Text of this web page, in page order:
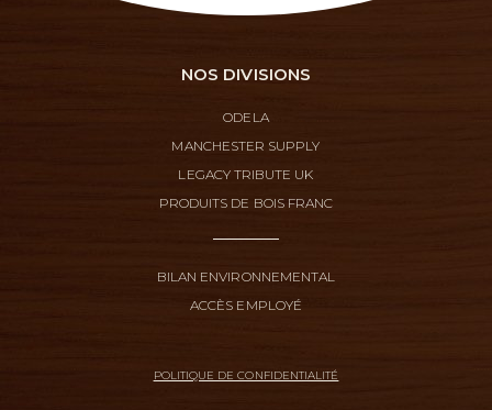
NOS DIVISIONS
ODELA
MANCHESTER SUPPLY
LEGACY TRIBUTE UK
PRODUITS DE BOIS FRANC
BILAN ENVIRONNEMENTAL
ACCÈS EMPLOYÉ
POLITIQUE DE CONFIDENTIALITÉ